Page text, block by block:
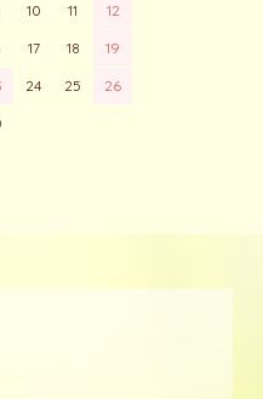
10 11 12
17 18 19
24 25 26